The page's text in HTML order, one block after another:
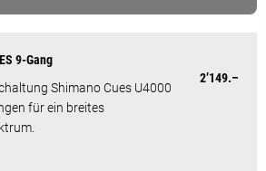
9-Gang
Shimano Cues U4000
für ein breites
2’149.–